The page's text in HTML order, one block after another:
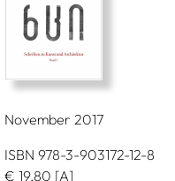
November 2017
ISBN 978-3-903172-12-8
€ 19,80 [A]